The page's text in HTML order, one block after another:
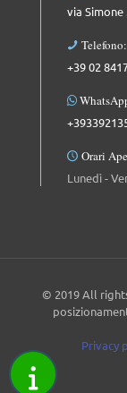
via
Telefono:
+39 02
Orari
Lunedì -
© 2019 All
Privacy